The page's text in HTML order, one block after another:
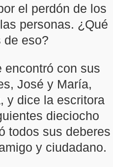
el perdón de los
personas. ¿Qué
de eso?
encontró con sus
José y María,
y dice la escritora
dieciocho
todos sus deberes
y ciudadano.